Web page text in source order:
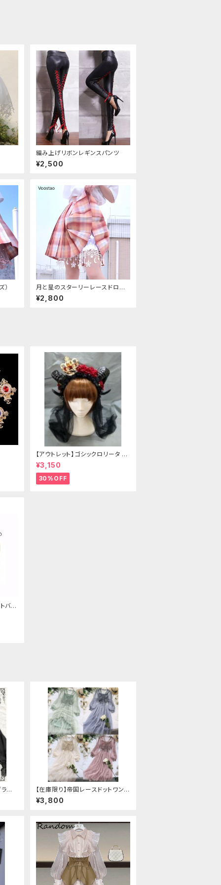
編み上げリボンレギンスパンツ
¥2,500
）
月と星のスターリーレースドロワ
ーズ
¥2,800
【アウトレット】ゴシックロリータ ゴ
ールドクラウン＆ホーン(ヴェール
付き)
¥3,150
30%OFF
バッ
ウ
【在庫限り】帝国レースドットワンピ
ース
¥3,800